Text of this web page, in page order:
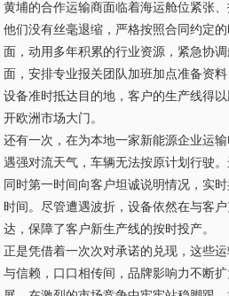
黄埔的合作运输商面临着海运舱位紧张
他们没有丝毫退缩，严格按照合同约定
面，动用多年积累的行业资源，紧急协
面，安排专业报关团队加班加点准备资
设备准时抵达目的地，客户的生产线得
开欧洲市场大门。
还有一次，在为本地一家新能源企业运
遇强对流天气，车辆无法按原计划行驶
同时第一时间向客户坦诚说明情况，实
时间。尽管遭遇波折，设备依然在与客
达，保障了客户新生产线的按时投产。
正是凭借着一次次对承诺的兑现，这些
与信赖，口口相传间，品牌影响力不断